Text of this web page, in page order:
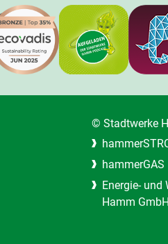
© Stadtwerke
hammerGAS
Energie- und
Hamm GmbH